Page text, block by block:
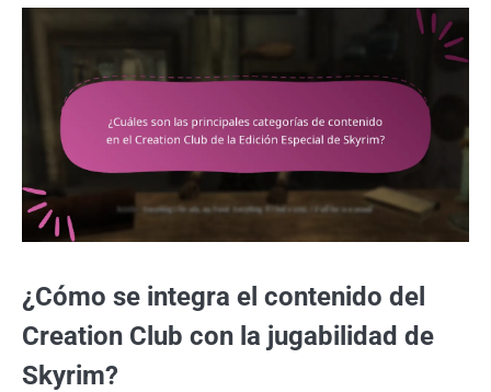
¿Cómo se integra el contenido del
Creation Club con la jugabilidad de
Skyrim?